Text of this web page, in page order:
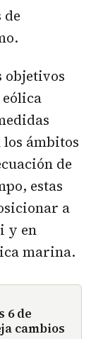
de
objetivos
eólica
ámbitos
de
estas
a
y en
marina.
6 de
cambios